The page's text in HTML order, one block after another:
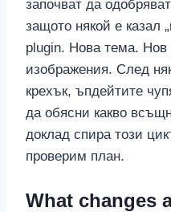
започват да
защото някой е казал
plugin. Нова тема. Нов
изображения. След
крехък, ъпдейтите
да обясни какво
доклад спира този
проверим план.
What changes